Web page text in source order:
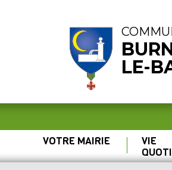
LE-
VOTRE MAIRIE VIE